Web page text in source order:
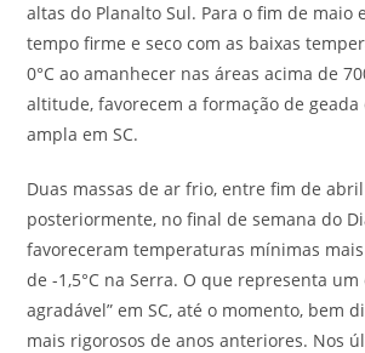
altas do Planalto Sul. Para o fim de maio
tempo firme e seco com as baixas
0°C ao amanhecer nas áreas acima de
altitude, favorecem a formação de
ampla em SC.
Duas massas de ar frio, entre fim de
posteriormente, no final de semana do
favoreceram temperaturas mínimas
de -1,5°C na Serra. O que representa
agradável” em SC, até o momento, bem
mais rigorosos de anos anteriores. Nos